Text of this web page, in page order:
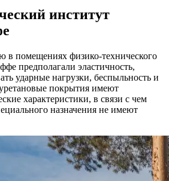
институт
в помещениях физико-технического
предполагали эластичность,
ударные нагрузки, беспыльность и
покрытия имеют
характеристики, в связи с чем
назначения не имеют